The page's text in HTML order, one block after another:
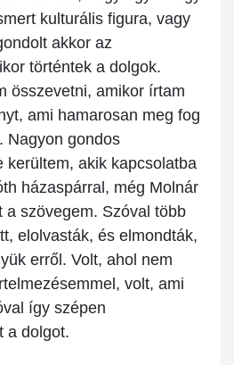
kulturális figura, vagy
akkor az
történtek a dolgok.
összevetni, amikor írtam
ami hamarosan meg fog
Nagyon gondos
kerültem, akik kapcsolatba
házaspárral, még Molnár
a szövegem. Szóval több
elolvasták, és elmondták,
erről. Volt, ahol nem
volt, ami
így szépen
a dolgot.